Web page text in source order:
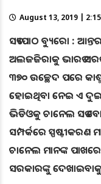
August 13, 2019 | 2:15
ସତ୍ୟପାଠ ବ୍ୟୁରୋ :
ଅଲଜଜିରାକୁ ଭାରତ
୩୭୦ ଉଚ୍ଛେଦ ପରେ
ହୋଇଥିବା ନେଇ ଏ
ଭିଡିଓକୁ ଚାନେଲ ସତ
ସମ୍ପର୍କରେ
ଚାନେଲ ମାନଙ୍କ
ସରକାରଙ୍କୁ